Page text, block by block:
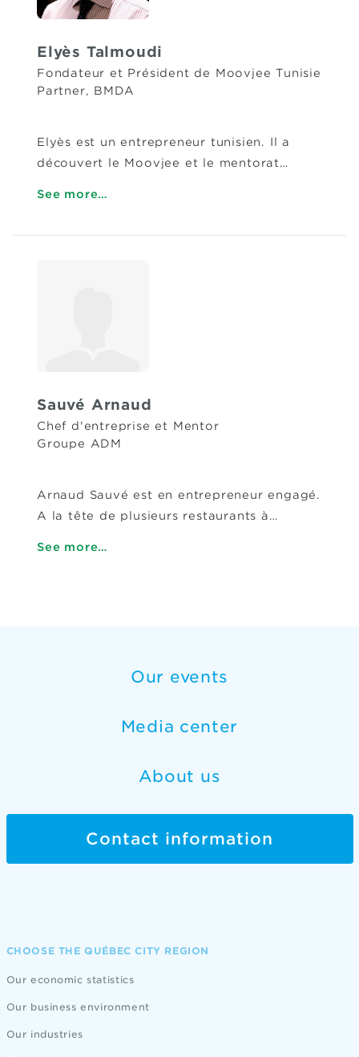
Elyès Talmoudi
Fondateur et Président de Moovjee Tunisie
Partner, BMDA
Elyès est un entrepreneur tunisien. Il a
découvert le Moovjee et le mentorat…
See more…
Sauvé Arnaud
Chef d'entreprise et Mentor
Groupe ADM
Arnaud Sauvé est en entrepreneur engagé.
A la tête de plusieurs restaurants à…
See more…
Our events
Media center
About us
Contact information
CHOOSE THE QUÉBEC CITY REGION
Our economic statistics
Our business environment
Our industries